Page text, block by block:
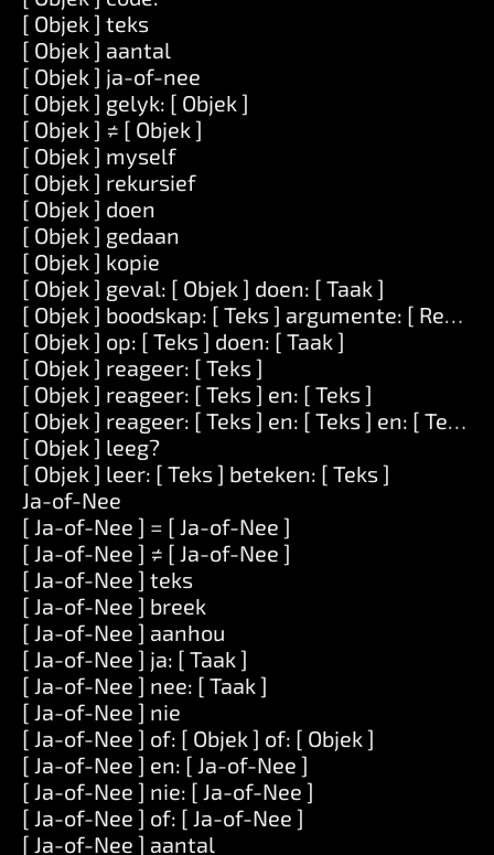
[ Objek ] teks
[ Objek ] aantal
[ Objek ] ja-of-nee
[ Objek ] gelyk: [ Objek ]
[ Objek ] ≠ [ Objek ]
[ Objek ] myself
[ Objek ] rekursief
[ Objek ] doen
[ Objek ] gedaan
[ Objek ] kopie
[ Objek ] geval: [ Objek ] doen: [ Taak ]
[ Objek ] boodskap: [ Teks ] argumente: [ Reeks ]
[ Objek ] op: [ Teks ] doen: [ Taak ]
[ Objek ] reageer: [ Teks ]
[ Objek ] reageer: [ Teks ] en: [ Teks ]
[ Objek ] reageer: [ Teks ] en: [ Teks ] en: [ Teks ]
[ Objek ] leeg?
[ Objek ] leer: [ Teks ] beteken: [ Teks ]
Ja-of-Nee
[ Ja-of-Nee ] = [ Ja-of-Nee ]
[ Ja-of-Nee ] ≠ [ Ja-of-Nee ]
[ Ja-of-Nee ] teks
[ Ja-of-Nee ] breek
[ Ja-of-Nee ] aanhou
[ Ja-of-Nee ] ja: [ Taak ]
[ Ja-of-Nee ] nee: [ Taak ]
[ Ja-of-Nee ] nie
[ Ja-of-Nee ] of: [ Objek ] of: [ Objek ]
[ Ja-of-Nee ] en: [ Ja-of-Nee ]
[ Ja-of-Nee ] nie: [ Ja-of-Nee ]
[ Ja-of-Nee ] of: [ Ja-of-Nee ]
[ Ja-of-Nee ] aantal